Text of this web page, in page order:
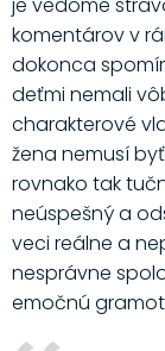
je vedomé
komentárov v
dokonca
deťmi nemali
charakterové
žena nemusí
rovnako tak
neúspešný a
veci reálne a
nesprávne
emočnú